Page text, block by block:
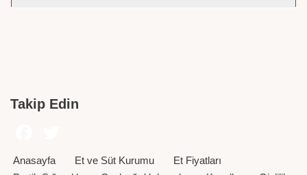
Takip Edin
Anasayfa Et ve Süt Kurumu
Et Fiyatları